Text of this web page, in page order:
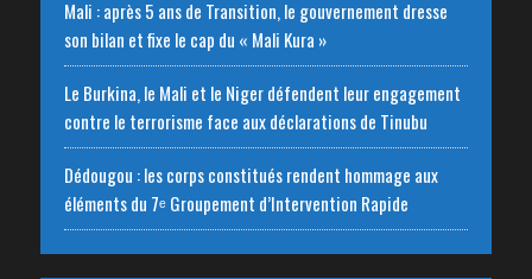
Mali : après 5 ans de Transition, le gouvernement dresse
son bilan et fixe le cap du « Mali Kura »
Le Burkina, le Mali et le Niger défendent leur engagement
contre le terrorisme face aux déclarations de Tinubu
Dédougou : les corps constitués rendent hommage aux
éléments du 7ᵉ Groupement d’Intervention Rapide